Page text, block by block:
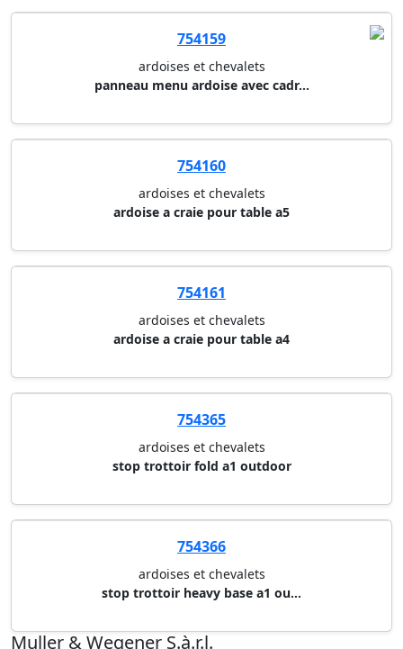
754159
ardoises et chevalets
panneau menu ardoise avec cadr...
754160
ardoises et chevalets
ardoise a craie pour table a5
754161
ardoises et chevalets
ardoise a craie pour table a4
754365
ardoises et chevalets
stop trottoir fold a1 outdoor
754366
ardoises et chevalets
stop trottoir heavy base a1 ou...
Muller & Wegener S.à.r.l.